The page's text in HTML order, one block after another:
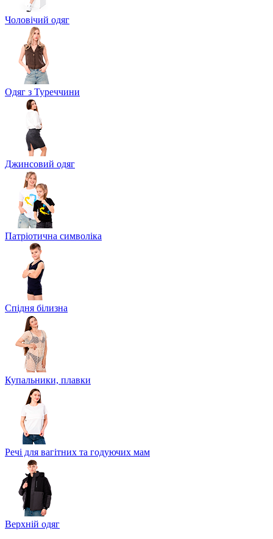
Чоловічий одяг
Одяг з Туреччини
Джинсовий одяг
Патріотична символіка
Спідня білизна
Купальники, плавки
Речі для вагітних та годуючих мам
Верхній одяг